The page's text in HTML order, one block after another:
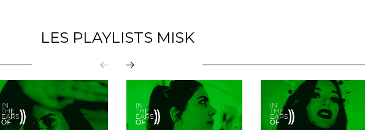
LES PLAYLISTS MISK